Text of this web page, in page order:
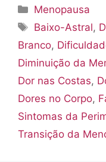
Categorias
Menopausa
Tags
Baixo-Astral,
Branco,
Diminuição da
Dor nas Costas,
Dores no Corpo,
Sintomas da
Transição da